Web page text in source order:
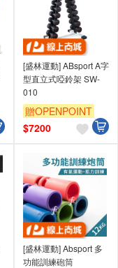
[盛林運動] ABsport A字
型直立式啞鈴架 SW-
010
贈OPENPOINT
$7200
[盛林運動] Absport 多
功能訓練砲筒